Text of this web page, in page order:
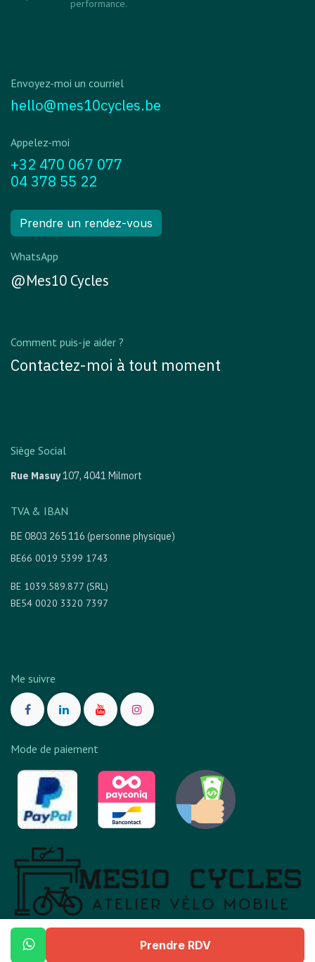
performance.
Envoyez-moi un courriel
hello@mes10cycles.be
Appelez-moi
+32 470 067 077
04 378 55 22
Prendre un rendez-vous
WhatsApp
@Mes10 Cycles
Comment puis-je aider ?
Contactez-moi à tout moment
Siège Social
Rue Masuy107, 4041 Milmort
TVA & IBAN
BE 0803 265 116 (personne physique)
BE66 0019 5399 1743
BE 1039.589.877 (SRL)
BE54 0020 3320 7397
Me suivre
Mode de paiement
Mes10 Cycles est une marqued'AxiMobi.
Accueil
À propos de moi • Me contacter
Prendre RDV